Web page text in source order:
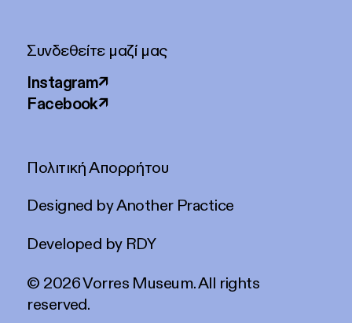
Συνδεθείτε μαζί μας
Instagram↗
Facebook↗
Πολιτική Απορρήτου
© 2026 Vorres Museum. All rights
reserved.
Designed byAnother Practice
Developed byRDY